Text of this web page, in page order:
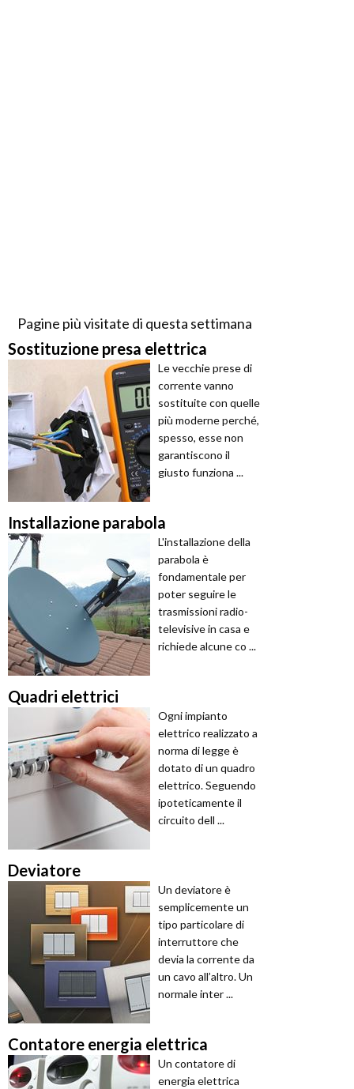
Pagine più visitate di questa settimana
Sostituzione presa elettrica
Le vecchie prese di
corrente vanno
sostituite con quelle
più moderne perché,
spesso, esse non
garantiscono il
giusto funziona ...
Installazione parabola
L'installazione della
parabola è
fondamentale per
poter seguire le
trasmissioni radio-
televisive in casa e
richiede alcune co ...
Quadri elettrici
Ogni impianto
elettrico realizzato a
norma di legge è
dotato di un quadro
elettrico. Seguendo
ipoteticamente il
circuito dell ...
Deviatore
Un deviatore è
semplicemente un
tipo particolare di
interruttore che
devia la corrente da
un cavo all’altro. Un
normale inter ...
Contatore energia elettrica
Un contatore di
energia elettrica